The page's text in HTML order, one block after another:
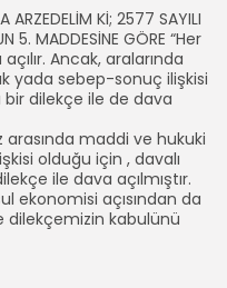
ARZEDELİM Kİ; 2577 SAYILI
5. MADDESİNE GÖRE “Her
Ancak, aralarında
yada sebep-sonuç ilişkisi
dilekçe ile de dava
maddi ve hukuki
olduğu için , davalı
ile dava açılmıştır.
ekonomisi açısından da
dilekçemizin kabulünü